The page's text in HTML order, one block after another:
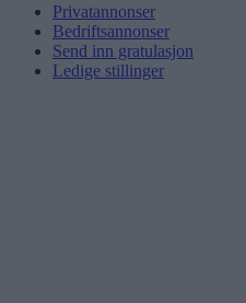
Privatannonser
Bedriftsannonser
Send inn gratulasjon
Ledige stillinger